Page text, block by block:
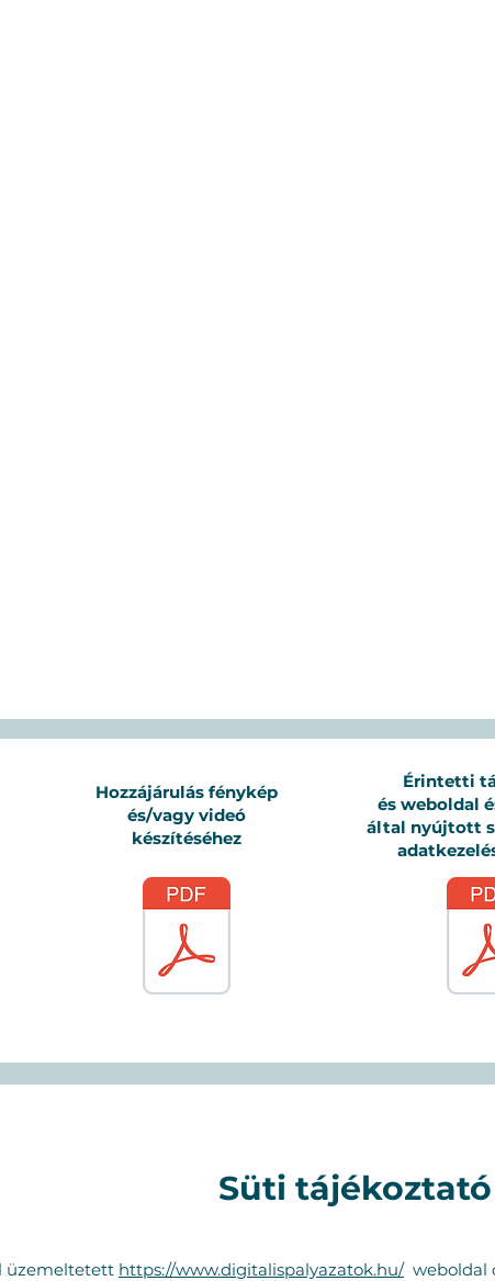
Hozzájárulás fénykép
és/vagy videó
készítéséhez
Érintetti
és weboldal
által nyújtott
Süti tájékoztató
üzemeltetett https://www.digitalispalyazatok.hu/weboldal